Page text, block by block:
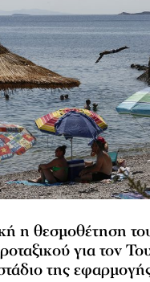
η θεσμοθέτηση
για τον
της